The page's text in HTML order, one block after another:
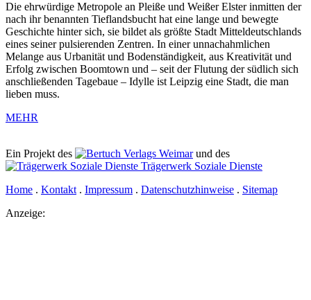
Die ehrwürdige Metropole an Pleiße und Weißer Elster inmitten der
nach ihr benannten Tieflandsbucht hat eine lange und bewegte
Geschichte hinter sich, sie bildet als größte Stadt Mitteldeutschlands
eines seiner pulsierenden Zentren. In einer unnachahmlichen
Melange aus Urbanität und Bodenständigkeit, aus Kreativität und
Erfolg zwischen Boomtown und – seit der Flutung der südlich sich
anschließenden Tagebaue – Idylle ist Leipzig eine Stadt, die man
lieben muss.
MEHR
Ein Projekt des Verlags Weimarund des
Trägerwerk Soziale Dienste
Home . Kontakt . Impressum . Datenschutzhinweise . Sitemap
Anzeige: